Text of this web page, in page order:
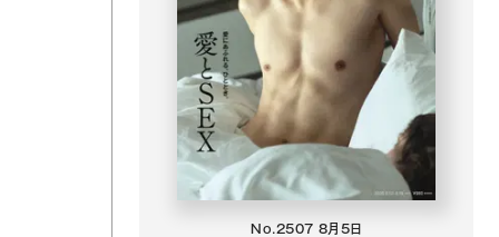
No.2507 8月5日